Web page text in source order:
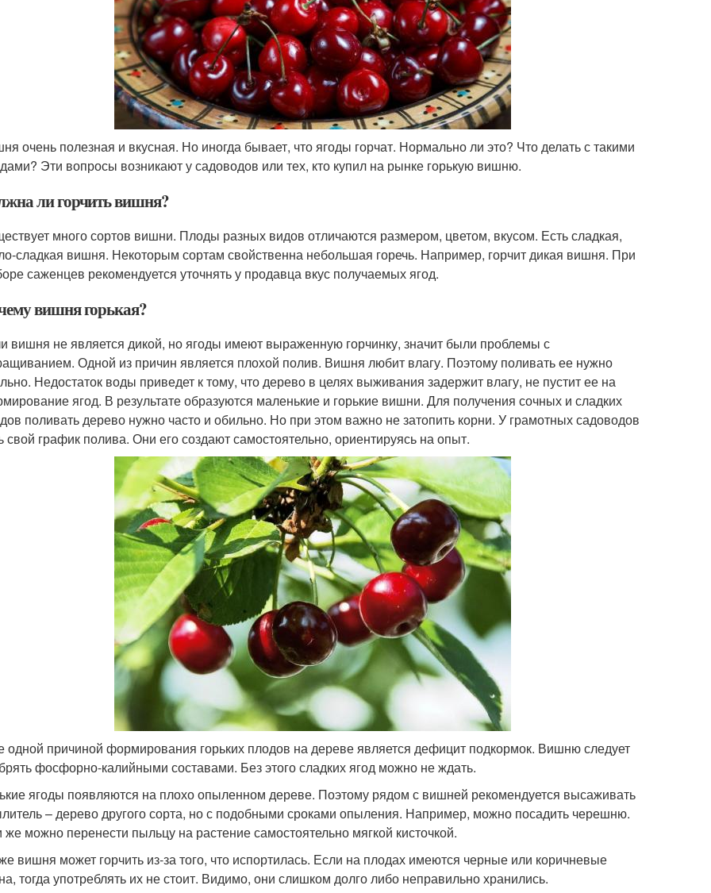
очень полезная и вкусная. Но иногда бывает, что ягоды горчат. Нормально ли это? Что делать с такими
Эти вопросы возникают у садоводов или тех, кто купил на рынке горькую вишню.
ли горчить вишня?
много сортов вишни. Плоды разных видов отличаются размером, цветом, вкусом. Есть сладкая,
сладкая вишня. Некоторым сортам свойственна небольшая горечь. Например, горчит дикая вишня. При
саженцев рекомендуется уточнять у продавца вкус получаемых ягод.
вишня горькая?
вишня не является дикой, но ягоды имеют выраженную горчинку, значит были проблемы с
Одной из причин является плохой полив. Вишня любит влагу. Поэтому поливать ее нужно
Недостаток воды приведет к тому, что дерево в целях выживания задержит влагу, не пустит ее на
ягод. В результате образуются маленькие и горькие вишни. Для получения сочных и сладких
поливать дерево нужно часто и обильно. Но при этом важно не затопить корни. У грамотных садоводов
свой график полива. Они его создают самостоятельно, ориентируясь на опыт.
одной причиной формирования горьких плодов на дереве является дефицит подкормок. Вишню следует
фосфорно-калийными составами. Без этого сладких ягод можно не ждать.
ягоды появляются на плохо опыленном дереве. Поэтому рядом с вишней рекомендуется высаживать
– дерево другого сорта, но с подобными сроками опыления. Например, можно посадить черешню.
же можно перенести пыльцу на растение самостоятельно мягкой кисточкой.
вишня может горчить из-за того, что испортилась. Если на плодах имеются черные или коричневые
тогда употреблять их не стоит. Видимо, они слишком долго либо неправильно хранились.